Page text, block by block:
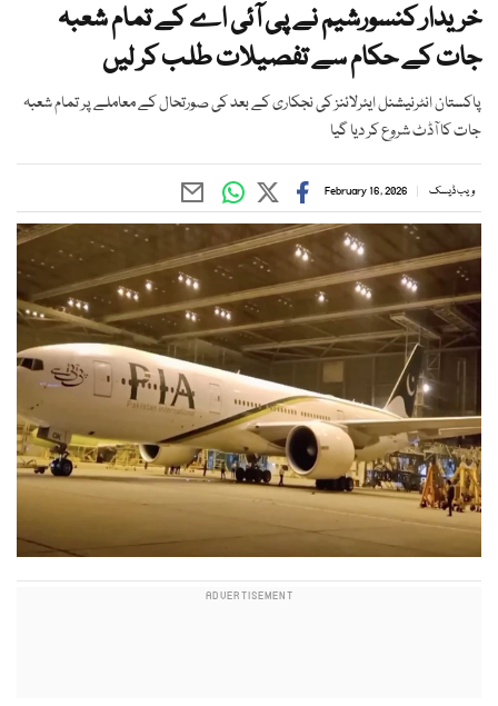
خریدار کنسورشیم نے پی آئی اے کے تمام شعبہ
جات کے حکام سے تفصیلات طلب کر لیں
پاکستان انٹرنیشنل ایئرلائنز کی نجکاری کے بعد کی صورتحال کے معاملے پر تمام شعبہ
جات کا آڈٹ شروع کر دیا گیا
ویب ڈیسک February 16, 2026